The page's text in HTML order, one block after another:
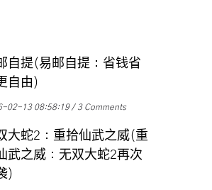
自提(易邮自提：省钱省
自由)
02-13 08:58:19 3 Comments
大蛇2：重拾仙武之威(重
武之威：无双大蛇2再次
)